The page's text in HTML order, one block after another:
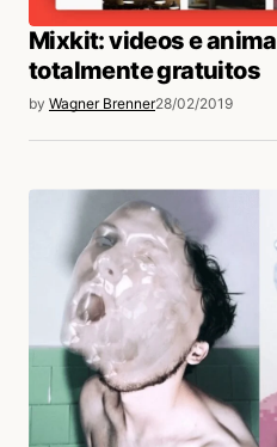
Mixkit: videos e
totalmente gratuitos
by Wagner Brenner28/02/2019